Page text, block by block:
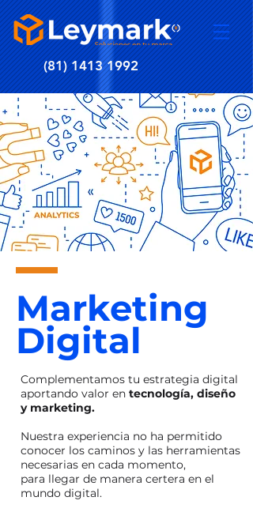
(81) 1413 1992
Marketing
Digital
Complementamos tu estrategia digital
aportando valor en tecnología, diseño
y marketing.
Nuestra experiencia no ha permitido
conocer los caminos y las herramientas
necesarias en cada momento,
para llegar de manera certera en el
mundo digital.